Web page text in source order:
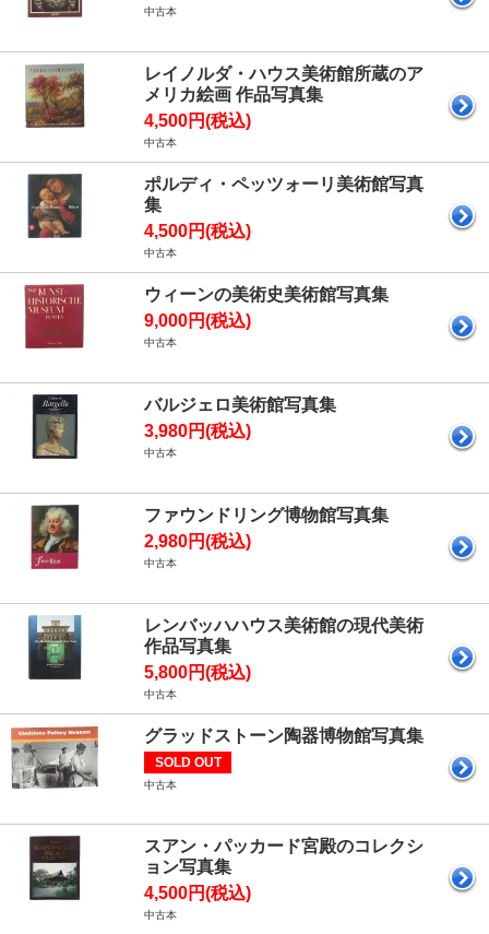
中古本
レイノルダ・ハウス美術館所蔵のア
メリカ絵画 作品写真集
4,500円(税込)
中古本
ポルディ・ペッツォーリ美術館写真
集
4,500円(税込)
中古本
ウィーンの美術史美術館写真集
9,000円(税込)
中古本
バルジェロ美術館写真集
3,980円(税込)
中古本
ファウンドリング博物館写真集
2,980円(税込)
中古本
レンバッハハウス美術館の現代美術
作品写真集
5,800円(税込)
中古本
グラッドストーン陶器博物館写真集
SOLD OUT
中古本
スアン・パッカード宮殿のコレクシ
ョン写真集
4,500円(税込)
中古本